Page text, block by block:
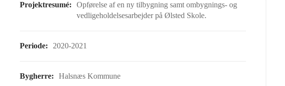
Projektresumé:
Opførelse af en ny tilbygning samt ombygnings- og
vedligeholdelsesarbejder på Ølsted Skole.
Periode: 2020-2021
Bygherre: Halsnæs Kommune